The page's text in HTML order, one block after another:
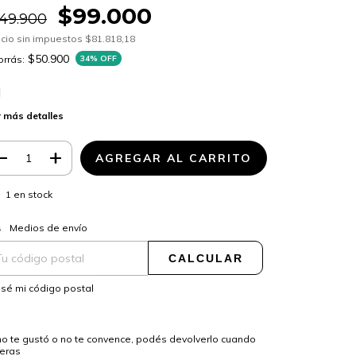
$99.000
sin impuestos $81.818,18
$50.900 34% OFF
más detalles
1 en stock
para el CP:
Medios de envío
CALCULAR
sé mi código postal
te gustó o no te convence, podés devolverlo cuando